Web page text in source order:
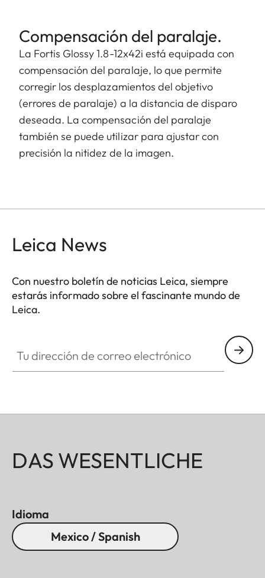
Compensación del paralaje.
La Fortis Glossy 1.8-12x42i está equipada con
compensación del paralaje, lo que permite
corregir los desplazamientos del objetivo
(errores de paralaje) a la distancia de disparo
deseada. La compensación del paralaje
también se puede utilizar para ajustar con
precisión la nitidez de la imagen.
Leica News
Con nuestro boletín de noticias Leica, siempre
estarás informado sobre el fascinante mundo de
Leica.
DAS WESENTLICHE
Idioma
Mexico / Spanish